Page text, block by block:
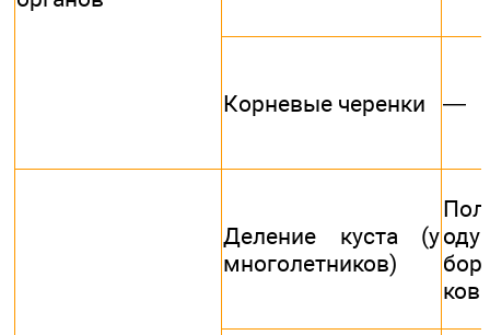
Корневые черенки —
Деление куста (у
многолетников)